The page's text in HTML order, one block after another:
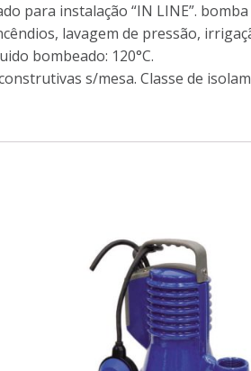
para instalação “IN LINE”.
lavagem de pressão,
bombeado: 120°C.
s/mesa. Classe de